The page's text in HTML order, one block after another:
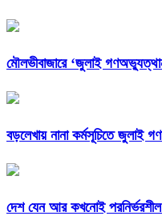
মৌলভীবাজারে ‘জুলাই
বড়লেখায় নানা কর্মসূচিতে জুলাই
দেশ যেন আর কখনোই পরনির্ভরশীল